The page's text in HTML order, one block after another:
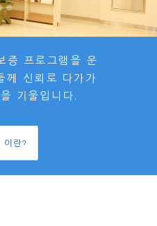
증 프로그램을 운
께 신뢰로 다가가
기울입니다.
이란?